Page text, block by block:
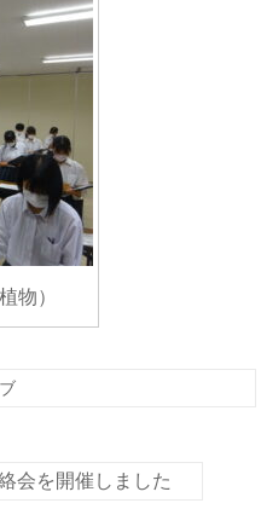
物）
会を開催しました